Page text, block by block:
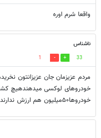
واقعا شرم اوره
ناشناس
33
1
مردم عزیزمان جان عزیزانتون
خودروهای لوکسی میدهندهیچ
خودروها۵۰میلیون هم ارزش ندارند